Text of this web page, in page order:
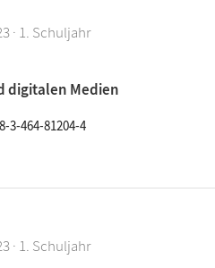
· 1. Schuljahr
digitalen Medien
3-464-81204-4
· 1. Schuljahr